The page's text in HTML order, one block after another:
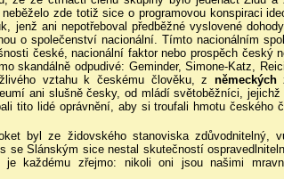
zde totiž sice o programovou konspiraci
jenž ani nepotřeboval předběžné vyslovené
o společenství nacionální. Tímto nacionálním
české, nacionální faktor nebo prospěch český
skandálně odpudivé: Geminder, Simone-Katz,
vztahu k českému člověku, z německých
ani slušně česky, od mládí světoběžníci,
tito lidé oprávnění, aby si troufali hmotu českého
byl ze židovského stanoviska zdůvodnitelný,
se Slánským sice nestal skutečností
každému zřejmo: nikoli oni jsou našimi